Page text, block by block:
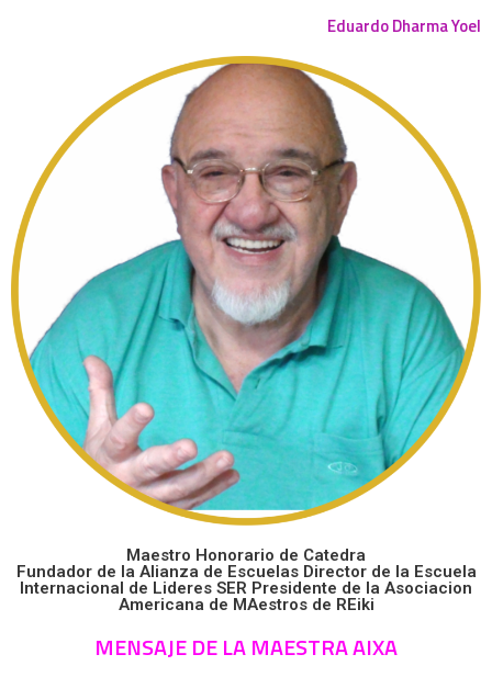
Eduardo Dharma Yoel
Maestro Honorario de Catedra
Fundador de la Alianza de Escuelas Director de la Escuela
Internacional de Lideres SER Presidente de la Asociacion
Americana de MAestros de REiki
MENSAJE DE LA MAESTRA AIXA